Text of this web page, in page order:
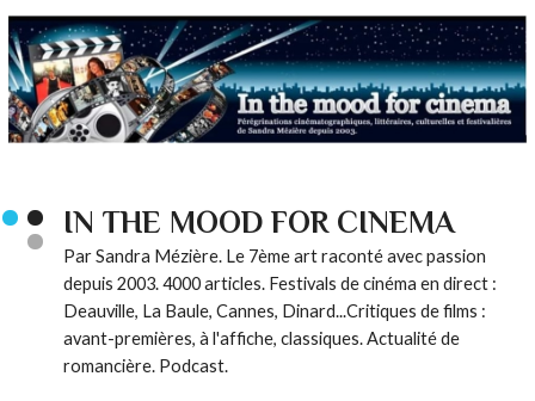
IN THE MOOD FOR CINEMA
Par Sandra Mézière. Le 7ème art raconté avec passion
depuis 2003. 4000 articles. Festivals de cinéma en direct :
Deauville, La Baule, Cannes, Dinard...Critiques de films :
avant-premières, à l'affiche, classiques. Actualité de
romancière. Podcast.